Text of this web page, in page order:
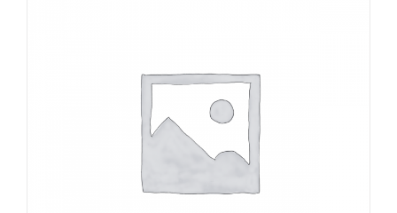
DÉTAILS